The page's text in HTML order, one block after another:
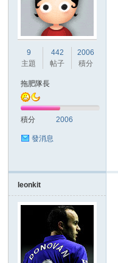
9
主題
442
帖子
2006
積分
拖肥隊長
積分 2006
發消息
leonkit